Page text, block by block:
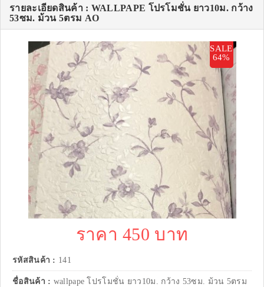
รายละเอียดสินค้า : WALLPAPE โปรโมชั่น ยาว10ม. กว้าง
53ซม. ม้วน 5ตรม AO
SALE
64%
ราคา 450 บาท
รหัสสินค้า : 141
ชื่อสินค้า : wallpape โปรโมชั่น ยาว10ม. กว้าง 53ซม. ม้วน 5ตรม